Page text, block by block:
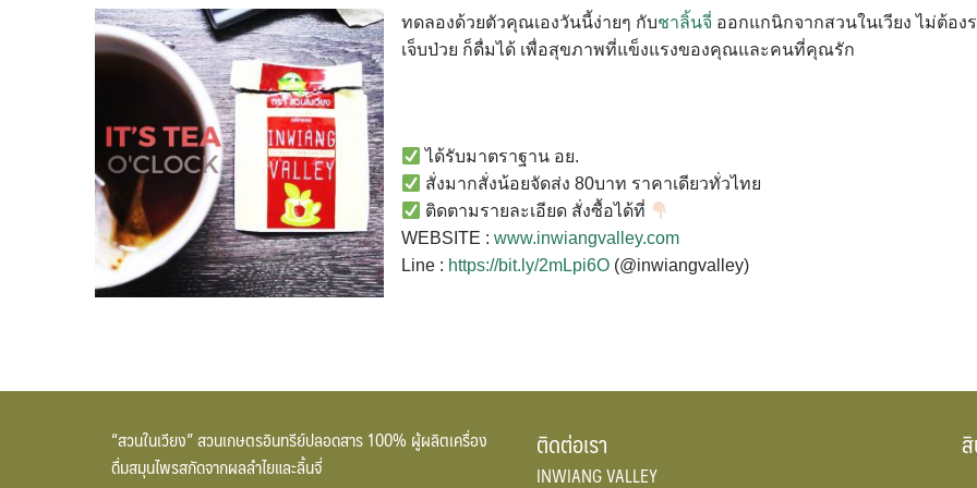
ทดลองด้วยตัวคุณเองวันนี้ง่ายๆ กับชาลิ้นจี่ ออกแกนิกจากสวนในเวียง ไม่ต้อง
เจ็บป่วย ก็ดื่มได้ เพื่อสุขภาพที่แข็งแรงของคุณและคนที่คุณรัก
ได้รับมาตราฐาน อย.
สั่งมากสั่งน้อยจัดส่ง 80บาท ราคาเดียวทั่วไทย
ติดตามรายละเอียด สั่งซื้อได้ที่
WEBSITE : www.inwiangvalley.com
Line : https://bit.ly/2mLpi6O (@inwiangvalley)
“สวนในเวียง” สวนเกษตรอินทรีย์ปลอดสาร 100% ผู้ผลิตเครื่อง
ดื่มสมุนไพรสกัดจากผลลำไยและลิ้นจี่
ติดต่อเรา
INWIANG VALLEY